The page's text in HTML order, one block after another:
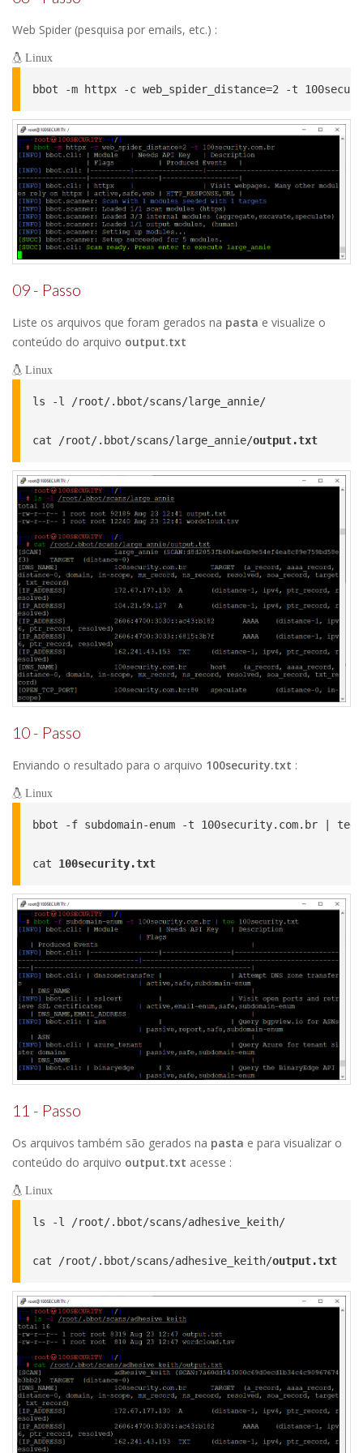
Web Spider (pesquisa por emails, etc.) :
Linux
bbot -m httpx -c web_spider_distance=2 -t
09 - Passo
Liste os arquivos que foram gerados na pasta e visualize o
conteúdo do arquivo output.txt
Linux
ls -l /root/.bbot/scans/large_annie/
cat /root/.bbot/scans/large_annie/output.txt
10 - Passo
Enviando o resultado para o arquivo 100security.txt :
Linux
bbot -f subdomain-enum -t 100security.com.br | tee
cat 100security.txt
11 - Passo
Os arquivos também são gerados na pasta e para visualizar o
conteúdo do arquivo output.txt acesse :
Linux
ls -l /root/.bbot/scans/adhesive_keith/
cat /root/.bbot/scans/adhesive_keith/output.txt